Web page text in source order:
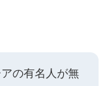
の有名人が無